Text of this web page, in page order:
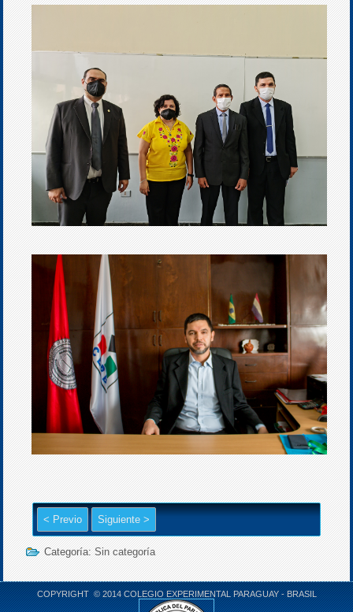
< Previo Siguiente >
Categoría:Sin categoría
COPYRIGHT © 2014 COLEGIO EXPERIMENTAL PARAGUAY - BRASIL